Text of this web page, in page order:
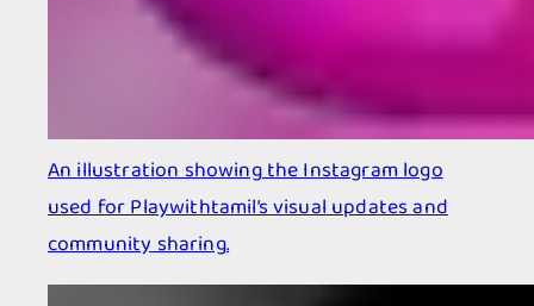
An illustration showing the Instagram logo
used for Playwithtamil’s visual updates and
community sharing.